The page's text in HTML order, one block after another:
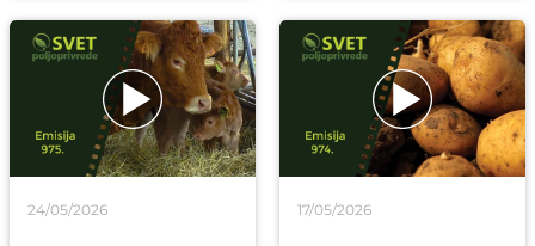
24/05/2026 17/05/2026